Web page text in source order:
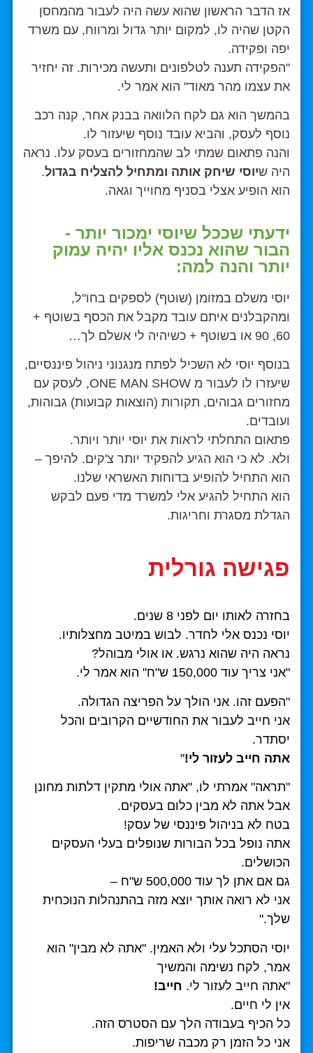
אז הדבר הראשון שהוא עשה היה לעבור מהמחסן
הקטן שהיה לו, למקום יותר גדול ומרווח, עם משרד
יפה ופקידה.
"הפקידה תענה לטלפונים ותעשה מכירות. זה יחזיר
את עצמו מהר מאוד" הוא אמר לי.
בהמשך הוא גם לקח הלוואה בבנק אחר, קנה רכב
נוסף לעסק, והביא עובד נוסף שיעזור לו.
והנה פתאום שמתי לב שהמחזורים בעסק עלו. נראה
היה שיוסי שיחק אותה ומתחיל להצליח בגדול.
הוא הופיע אצלי בסניף מחוייך וגאה.
ידעתי שככל שיוסי ימכור יותר -
הבור שהוא נכנס אליו יהיה עמוק
יותר והנה למה:
יוסי משלם במזומן (שוטף) לספקים בחו"ל,
ומהקבלנים איתם עובד מקבל את הכסף בשוטף +
60, 90 או בשוטף + כשיהיה לי אשלם לך…
בנוסף יוסי לא השכיל לפתח מנגנוני ניהול פיננסיים,
שיעזרו לו לעבור מ ONE MAN SHOW, לעסק עם
מחזורים גבוהים, תקורות (הוצאות קבועות) גבוהות,
ועובדים.
פתאום התחלתי לראות את יוסי יותר ויותר.
ולא. לא כי הוא הגיע להפקיד יותר צ'קים. להיפך –
הוא התחיל להופיע בדוחות האשראי שלנו.
הוא התחיל להגיע אלי למשרד מדי פעם לבקש
הגדלת מסגרת וחריגות.
פגישה גורלית
בחזרה לאותו יום לפני 8 שנים.
יוסי נכנס אלי לחדר. לבוש במיטב מחצלותיו.
נראה היה שהוא נרגש. או אולי מבוהל?
"אני צריך עוד 150,000 ש"ח" הוא אמר לי.
"הפעם זהו. אני הולך על הפריצה הגדולה.
אני חייב לעבור את החודשיים הקרובים והכל
יסתדר.
אתה חייב לעזור לי!"
"תראה" אמרתי לו, "אתה אולי מתקין דלתות מחונן
אבל אתה לא מבין כלום בעסקים.
בטח לא בניהול פיננסי של עסק!
אתה נופל בכל הבורות שנופלים בעלי העסקים
הכושלים.
גם אם אתן לך עוד 500,000 ש"ח –
אני לא רואה אותך יוצא מזה בהתנהלות הנוכחית
שלך."
יוסי הסתכל עלי ולא האמין. "אתה לא מבין" הוא
אמר, לקח נשימה והמשיך
"אתה חייב לעזור לי. חייב!
אין לי חיים.
כל הכיף בעבודה הלך עם הסטרס הזה.
אני כל הזמן רק מכבה שריפות.